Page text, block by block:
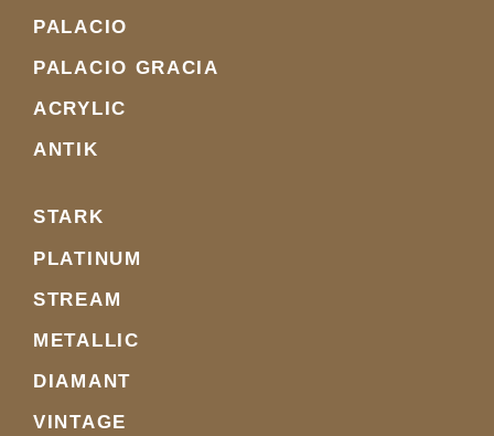
PALACIO
PALACIO GRACIA
ACRYLIC
ANTIK
STARK
PLATINUM
STREAM
METALLIC
DIAMANT
VINTAGE